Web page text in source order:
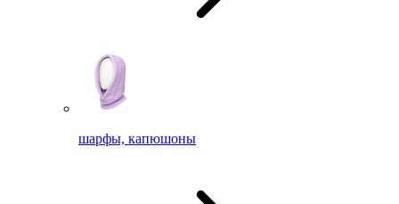
шарфы, капюшоны